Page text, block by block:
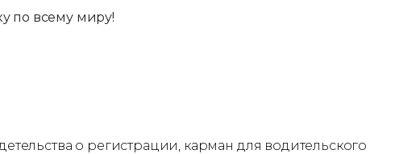
по всему миру!
о регистрации, карман для водительского